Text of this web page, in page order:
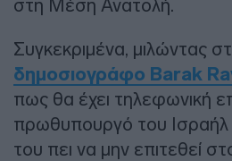
στη Μέση Ανατολή.
Συγκεκριμένα, μιλώντας
δημοσιογράφο Barak
πως θα έχει τηλεφωνική
πρωθυπουργό του Ισραήλ
του πει να μην επιτεθεί